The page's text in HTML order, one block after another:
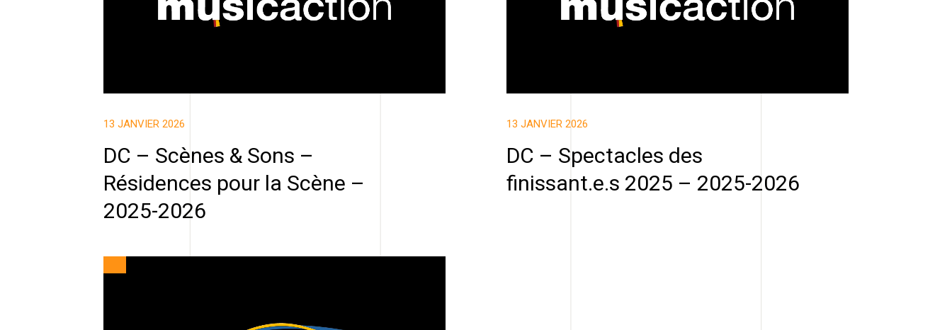
13 JANVIER 2026
DC – Scènes & Sons –
Résidences pour la Scène –
2025-2026
13 JANVIER 2026
DC – Spectacles des
finissant.e.s 2025 – 2025-2026